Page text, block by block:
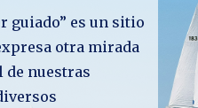
guiado” es un sitio
otra mirada
de nuestras